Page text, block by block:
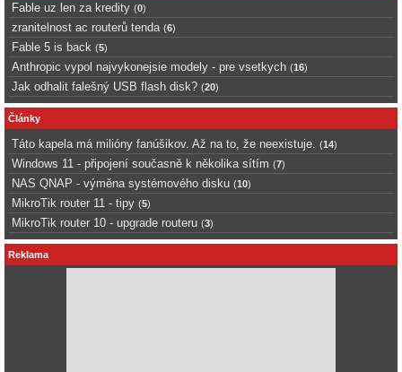
Fable uz len za kredity (0)
zranitelnost ac routerů tenda (6)
Fable 5 is back (5)
Anthropic vypol najvykonejsie modely - pre vsetkych (16)
Jak odhalit falešný USB flash disk? (20)
Články
Táto kapela má milióny fanúšikov. Až na to, že neexistuje. (14)
Windows 11 - připojení současně k několika sítím (7)
NAS QNAP - výměna systémového disku (10)
MikroTik router 11 - tipy (5)
MikroTik router 10 - upgrade routeru (3)
Reklama